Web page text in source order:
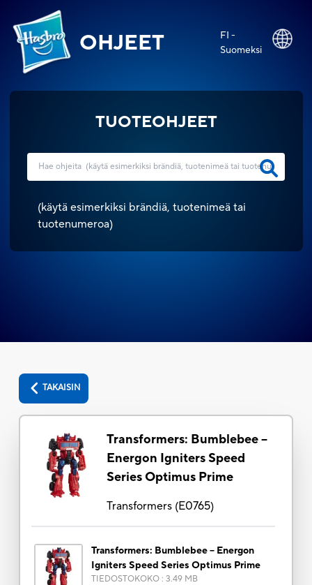
OHJEET
FI -
Suomeksi
TUOTEOHJEET
(käytä esimerkiksi brändiä, tuotenimeä tai
tuotenumeroa)
TAKAISIN
Transformers: Bumblebee --
Energon Igniters Speed
Series Optimus Prime
Transformers(E0765)
Transformers: Bumblebee -- Energon
Igniters Speed Series Optimus Prime
TIEDOSTOKOKO: 3.49 MB